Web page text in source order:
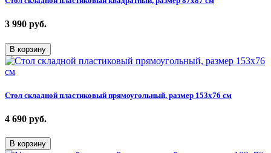
3 990 руб.
В корзину
Стол складной пластиковый прямоугольный, размер 153х76 см
4 690 руб.
В корзину